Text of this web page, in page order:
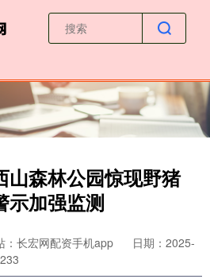
山森林公园惊现野猪
示加强监测
：长宏网配资手机app
日期：2025-